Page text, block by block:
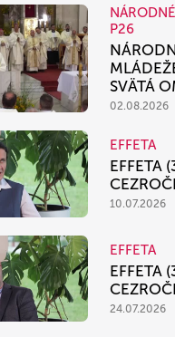
P26
SVÄTÁ
02.08.2026
EFFETA
EFFETA
10.07.2026
EFFETA
EFFETA
24.07.2026